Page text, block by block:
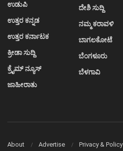
ಉಡುಪಿ
ಉತ್ತರ ಕನ್ನಡ
ಉತ್ತರ ಕರ್ನಾಟಕ
ಕ್ರೀಡಾ ಸುದ್ದಿ
ಕ್ರೈಮ್ ನ್ಯೂಸ್
ಜಾಹೀರಾತು
ದೇಶಿ ಸುದ್ದಿ
ನಮ್ಮ ಕರಾವಳಿ
ಬಾಗಲಕೋಟೆ
ಬೆಂಗಳೂರು
ಬೆಳಗಾವಿ
About Advertise Privacy & Policy